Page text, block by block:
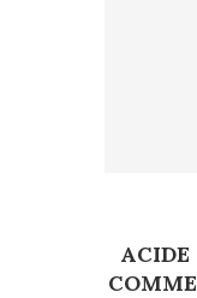
ACIDE